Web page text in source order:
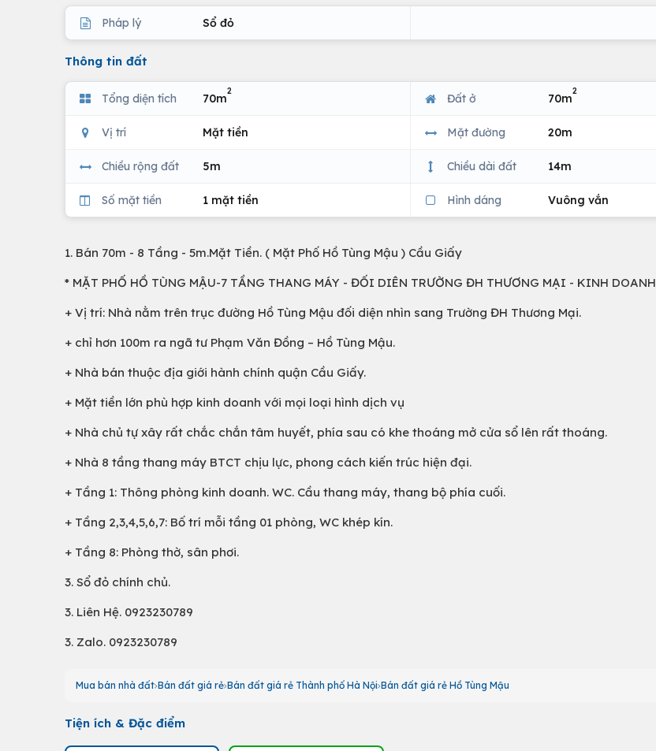
Pháp lý Sổ đỏ
Thông tin đất
Tổng diện tích 70m
2
Đất ở 70m
2
Vị trí Mặt tiền Mặt đường 20m
Chiều rộng đất 5m Chiều dài đất 14m
Số mặt tiền 1 mặt tiền Hình dáng Vuông vắn
1. Bán 70m - 8 Tầng - 5m.Mặt Tiền. ( Mặt Phố Hồ Tùng Mậu ) Cầu Giấy
* MẶT PHỐ HỒ TÙNG MẬU-7 TẦNG THANG MÁY - ĐỐI DIÊN TRƯỜNG ĐH THƯƠNG MẠI - KINH DOANH
+ Vị trí: Nhà nằm trên trục đường Hồ Tùng Mậu đối diện nhìn sang Trường ĐH Thương Mại.
+ chỉ hơn 100m ra ngã tư Phạm Văn Đồng – Hồ Tùng Mậu.
+ Nhà bán thuộc địa giới hành chính quận Cầu Giấy.
+ Mặt tiền lớn phù hợp kinh doanh với mọi loại hình dịch vụ
+ Nhà chủ tự xây rất chắc chắn tâm huyết, phía sau có khe thoáng mở cửa sổ lên rất thoáng.
+ Nhà 8 tầng thang máy BTCT chịu lực, phong cách kiến trúc hiện đại.
+ Tầng 1: Thông phòng kinh doanh. WC. Cầu thang máy, thang bộ phía cuối.
+ Tầng 2,3,4,5,6,7: Bố trí mỗi tầng 01 phòng, WC khép kín.
+ Tầng 8: Phòng thờ, sân phơi.
3. Sổ đỏ chính chủ.
3. Liên Hệ. 0923230789
3. Zalo. 0923230789
Mua bán nhà đất Bán đất giá rẻ Bán đất giá rẻ Thành phố Hà Nội Bán đất giá rẻ Hồ Tùng Mậu
Tiện ích & Đặc điểm